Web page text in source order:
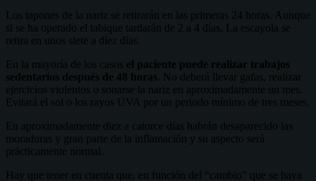
Los tapones de la nariz se retirarán en las primeras 24 horas. Aunque
si se ha operado el tabique tardarán de 2 a 4 días. La escayola se
retira en unos siete a diez días.
En la mayoría de los casos el paciente puede realizar trabajos
sedentarios después de 48 horas . No deberá llevar gafas, realizar
ejercicios violentos o sonarse la nariz en aproximadamente un mes.
Evitará el sol o los rayos UVA por un periodo mínimo de tres meses.
En aproximadamente diez a catorce días habrán desaparecido las
moraduras y gran parte de la inflamación y su aspecto será
prácticamente normal.
Hay que tener en cuenta que, en función del “cambio” que se haya